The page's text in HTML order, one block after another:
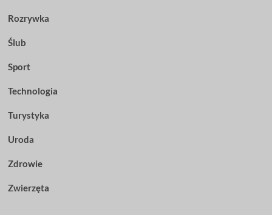
Rozrywka
Ślub
Sport
Technologia
Turystyka
Uroda
Zdrowie
Zwierzęta